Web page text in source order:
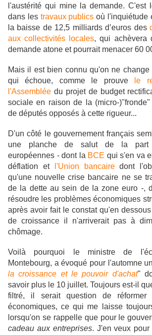
l'austérité qui mine la demande. C'est
dans les travaux publics où l'inquiétude
la baisse de 12,5 milliards d’euros des
aux collectivités locales, qui achèvera
demande atone et pourrait menacer 60
Mais il est bien connu qu'on ne
qui échoue, comme le prouve
le
l'Assemblée du projet de budget
sociale en raison de la (micro-
de députés opposés à cette rigueur...
D'un côté le gouvernement français
une planche de salut de la part
européennes - dont la BCE qui s'en va
déflation et
l'Union bancairedont l
qu'une nouvelle crise bancaire ne se
de la dette au sein de la zone euro -,
résoudre les problèmes économiques
après avoir fait le constat qu'en
de croissance il n'arriverait pas à
chômage.
Voilà pourquoi le ministre de
Montebourg, a évoqué pour l'automne
la croissance et le pouvoir d'achat"
savoir plus le 10 juillet. Toujours est-il
filtré, il serait question de réformer
économiques, ce qui me laisse
lorsqu'on se rappelle que pour le
cadeau aux entreprises. J'en veux